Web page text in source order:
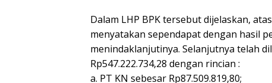
Dalam LHP BPK tersebut dijelaskan,
menyatakan sependapat dengan hasil
menindaklanjutinya. Selanjutnya telah
Rp547.222.734,28 dengan rincian :
a. PT KN sebesar Rp87.509.819,80;